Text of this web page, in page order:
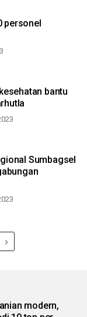
personel
bantu
Sumbagsel
modern,